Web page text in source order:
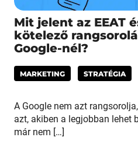
Mit jelent az EEAT
kötelező
Google-nél?
MARKETING STRATÉGIA
A Google nem azt
azt, akiben a legjobban lehet
már nem […]